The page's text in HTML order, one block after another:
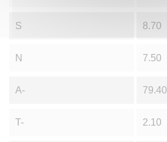
S 8.70
N 7.50
A- 79.40
T- 2.10